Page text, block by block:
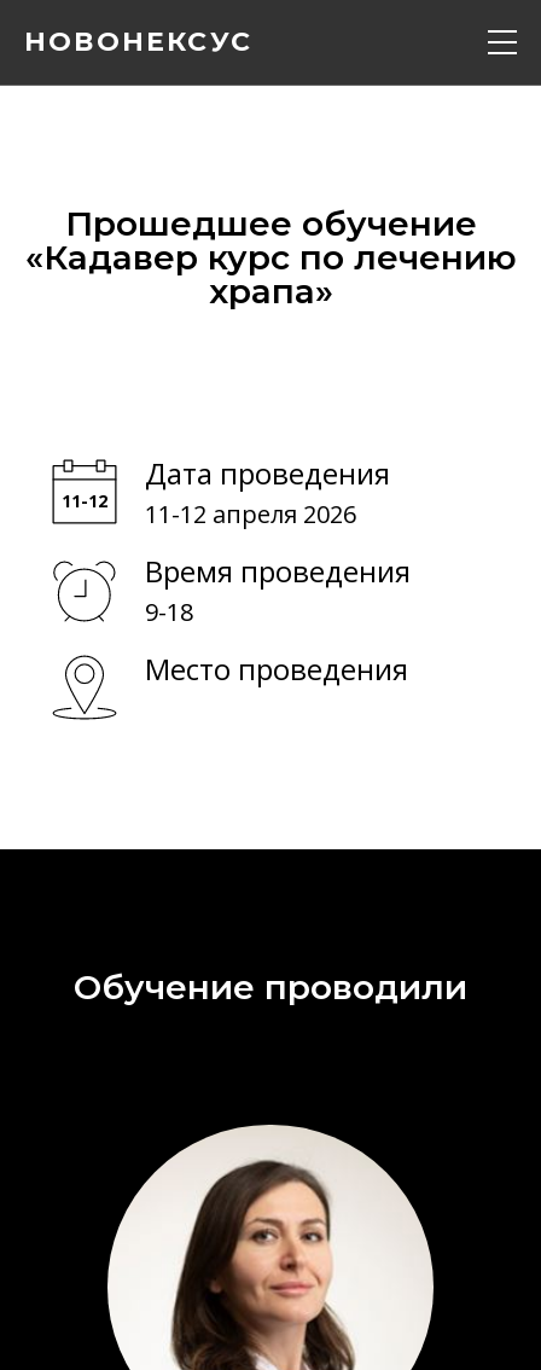
НОВОНЕКСУС
Расписание
Прошедшее обучение
«‎Кадавер курс по лечению
храпа»‎
Дата проведения
11-12 апреля 2026
Время проведения
9-18
Место проведения
Обучение проводили